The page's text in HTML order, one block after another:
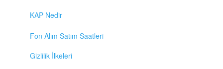
KAP Nedir
Fon Alım Satım Saatleri
Gizlilik İlkeleri